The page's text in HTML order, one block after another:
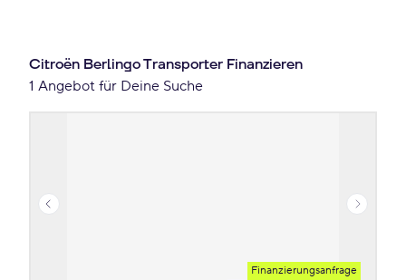
Citroën Berlingo Transporter Finanzieren
1 Angebot für Deine Suche
Finanzierungsanfrage